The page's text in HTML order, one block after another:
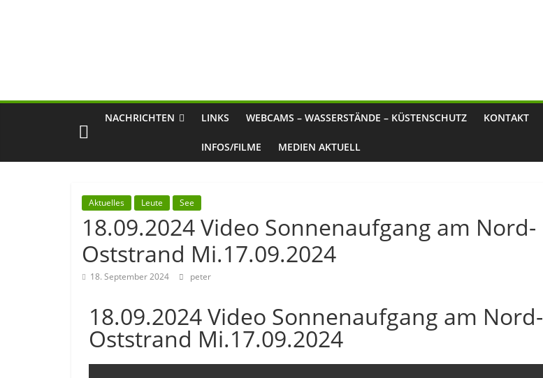
NACHRICHTEN LINKS WEBCAMS – WASSERSTÄNDE – KÜSTENSCHUTZ KONTAKT
INFOS/FILME MEDIEN AKTUELL
Aktuelles Leute See
18.09.2024 Video Sonnenaufgang am Nord-
Oststrand Mi.17.09.2024
18. September 2024 peter
18.09.2024 Video Sonnenaufgang am Nord-
Oststrand Mi.17.09.2024